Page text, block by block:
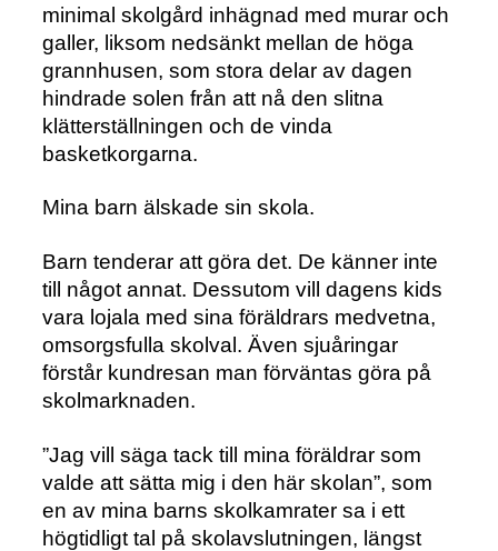
minimal skolgård inhägnad med murar och
galler, liksom nedsänkt mellan de höga
grannhusen, som stora delar av dagen
hindrade solen från att nå den slitna
klätterställningen och de vinda
basketkorgarna.
Mina barn älskade sin skola.
Barn tenderar att göra det. De känner inte
till något annat. Dessutom vill dagens kids
vara lojala med sina föräldrars medvetna,
omsorgsfulla skolval. Även sjuåringar
förstår kundresan man förväntas göra på
skolmarknaden.
”Jag vill säga tack till mina föräldrar som
valde att sätta mig i den här skolan”, som
en av mina barns skolkamrater sa i ett
högtidligt tal på skolavslutningen, längst